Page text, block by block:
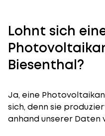
Lohnt sich
Biesenthal?
Ja, eine
sich, denn sie
anhand unserer Daten